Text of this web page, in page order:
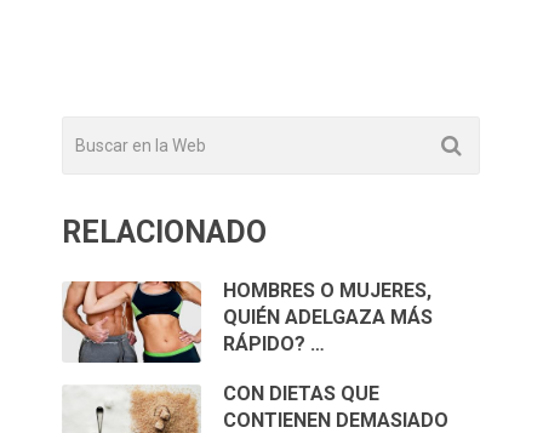
RELACIONADO
HOMBRES O MUJERES,
QUIÉN ADELGAZA MÁS
RÁPIDO? …
CON DIETAS QUE
CONTIENEN DEMASIADO